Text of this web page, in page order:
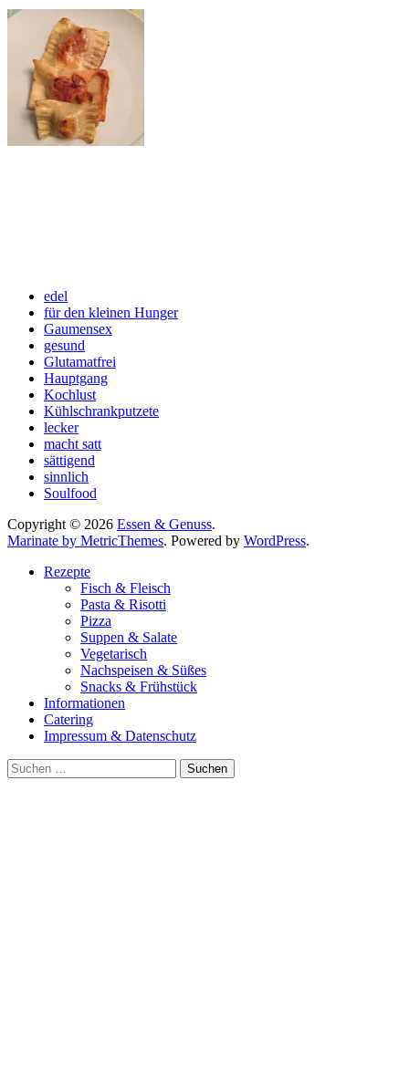
edel
für den kleinen Hunger
Gaumensex
gesund
Glutamatfrei
Hauptgang
Kochlust
Kühlschrankputzete
lecker
macht satt
sättigend
sinnlich
Soulfood
Copyright © 2026 Essen & Genuss.
Marinate by MetricThemes. Powered by WordPress.
Rezepte
Fisch & Fleisch
Pasta & Risotti
Pizza
Suppen & Salate
Vegetarisch
Nachspeisen & Süßes
Snacks & Frühstück
Informationen
Catering
Impressum & Datenschutz
Suche
nach: